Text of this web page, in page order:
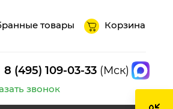
товары Корзина
8 (495) 109-03-33 (Мск)
звонок